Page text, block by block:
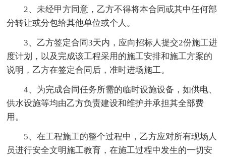
2、未经甲方同意，乙方不得将本合同或其中任何部
分转让或分包给其他单位或个人。
3、乙方签定合同3天内，应向招标人提交2份施工进
度计划，以及完成该工程采用的施工安排和施工方案的
说明，乙方在签定合同后，准时进场施工。
4、为完成合同任务所需的临时设施设备，如供电、
供水设施等均由乙方负责建设和维护并承担其全部费
用。
5、在工程施工的整个过程中，乙方应对所有现场人
员进行安全文明施工教育，在施工过程中发生的一切安